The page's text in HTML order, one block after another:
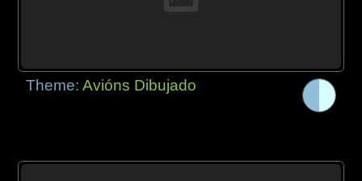
Theme:Avións Dibujado